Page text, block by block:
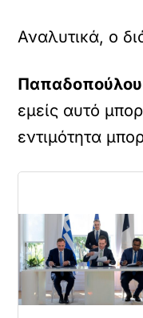
Αναλυτικά, ο
Παπαδοπούλου
εμείς αυτό
εντιμότητα